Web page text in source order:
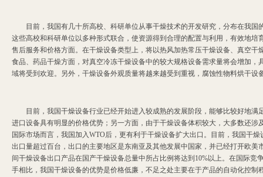
目前，我国有几十所高校、科研单位从事干燥技术的开发研究，分布在我国
这些高校和科研单位以多种形式联合，使资源得到合理的配置与利用，有效地
售后服务和价格方面。在干燥设备类型上，将以热风加热常压干燥设备、真空
食品、药品干燥方面，对真空冷冻干燥设备中的较大规格设备需求量将会增加
域将受到欢迎。另外，干燥设备外观质量将越来越受到重视，腐蚀性物料烘干
目前，我国干燥设备行业已经开始进入较成熟的发展阶段，能够比较好地满
进口设备具有明显的价格优势；另一方面，由于干燥设备体积较大，大多数还
国际市场而言，我国加入WTO后，更有利于干燥设备扩大出口。目前，我国干
出口量超过百台，出口的主要地区是东南亚及其他发展中国家，并已经打开欧
间干燥设备出口产品在国产干燥设备总量中所占比例将达到10%以上。在国际
手相比，我国干燥设备的优势是价格低廉，不足之处主要在于产品的自动化控